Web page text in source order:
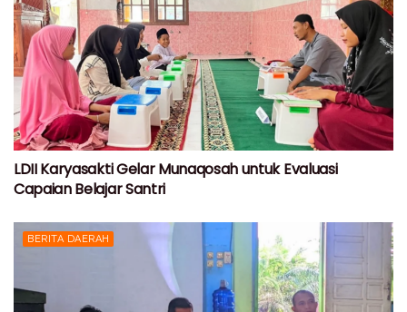
LDII Karyasakti Gelar Munaqosah untuk Evaluasi
Capaian Belajar Santri
BERITA DAERAH